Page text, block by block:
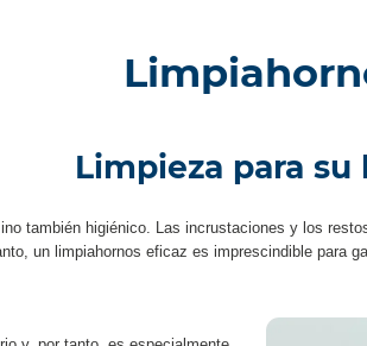
Limpieza para su
también higiénico. Las incrustaciones y los
un limpiahornos eficaz es imprescindible para